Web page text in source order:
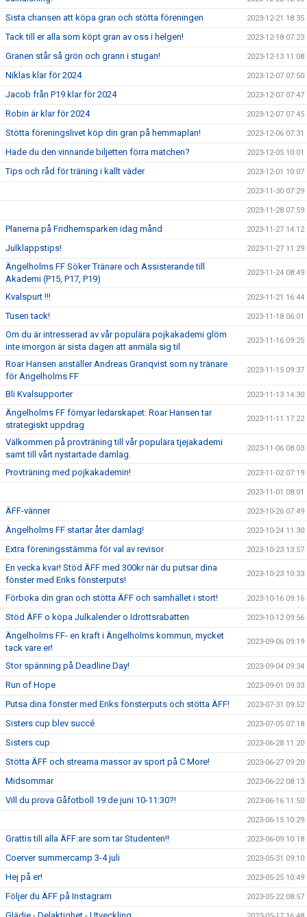
Sista chansen att köpa gran och stötta föreningen 2023-12-21 18:35
Tack till er alla som köpt gran av oss i helgen! 2023-12-18 07:23
Granen står så grön och grann i stugan! 2023-12-13 11:08
Niklas klar för 2024 2023-12-07 07:50
Jacob från P19 klar för 2024 2023-12-07 07:47
Robin är klar för 2024 2023-12-07 07:45
Stötta föreningslivet köp din gran på hemmaplan! 2023-12-06 07:31
Hade du den vinnande biljetten förra matchen? 2023-12-05 10:01
Tips och råd för träning i kallt väder 2023-12-01 10:07
2023-11-30 07:29
2023-11-28 07:59
Planerna på Fridhemsparken idag månd 2023-11-27 14:12
Julklappstips! 2023-11-27 11:29
Ängelholms FF Söker Tränare och Assisterande till
Akademi (P15, P17, P19)
2023-11-24 08:49
Kvalspurt !!! 2023-11-21 16:44
Tusen tack! 2023-11-18 06:01
Om du är intresserad av vår populära pojkakademi glöm
inte imorgon är sista dagen att anmäla sig til
2023-11-16 09:25
Roar Hansen anställer Andreas Granqvist som ny tränare
för Ängelholms FF
2023-11-15 09:37
Bli Kvalsupporter 2023-11-13 14:30
Ängelholms FF förnyar ledarskapet: Roar Hansen tar
strategiskt uppdrag
2023-11-11 17:22
Välkommen på provträning till vår populära tjejakademi
samt till vårt nystartade damlag.
2023-11-06 08:03
Provträning med pojkakademin! 2023-11-02 07:19
2023-11-01 08:01
ÄFF-vänner 2023-10-26 07:49
Ängelholms FF startar åter damlag! 2023-10-24 11:30
Extra föreningsstämma för val av revisor 2023-10-23 13:57
En vecka kvar! Stöd ÄFF med 300kr när du putsar dina
fönster med Eriks fönsterputs!
2023-10-23 10:33
Förboka din gran och stötta ÄFF och samhället i stort! 2023-10-16 09:16
Stöd ÄFF o köpa Julkalender o Idrottsrabatten 2023-10-12 09:56
Ängelholms FF- en kraft i Ängelholms kommun, mycket
tack vare er!
2023-09-06 09:19
Stor spänning på Deadline Day! 2023-09-04 09:34
Run of Hope 2023-09-01 09:33
Putsa dina fönster med Eriks fönsterputs och stötta ÄFF! 2023-07-31 09:52
Sisters cup blev succé 2023-07-05 07:18
Sisters cup 2023-06-28 11:20
Stötta ÄFF och streama massor av sport på C More! 2023-06-27 09:20
Midsommar 2023-06-22 08:13
Vill du prova Gåfotboll 19:de juni 10-11:30?! 2023-06-16 11:50
2023-06-15 10:29
Grattis till alla ÄFF:are som tar Studenten!! 2023-06-09 10:18
Coerver summercamp 3-4 juli 2023-05-31 09:10
Hej på er! 2023-05-25 10:49
Följer du ÄFF på Instagram 2023-05-22 08:57